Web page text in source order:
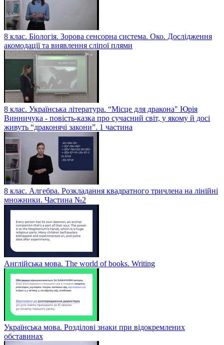
8 клас. Біологія. Зорова сенсорна система. Око. Дослідження
акомодації та виявлення сліпої плями
8 клас. Українська література. “Місце для дракона" Юрія
Винничука - повість-казка про сучасний світ, у якому й досі
живуть “драконячі закони”. 1 частина
8 клас. Алгебра. Розкладання квадратного тричлена на лінійні
множники. Частина №2
Англійська мова. The world of books. Writing
Українська мова. Розділові знаки при відокремлених
обставинах